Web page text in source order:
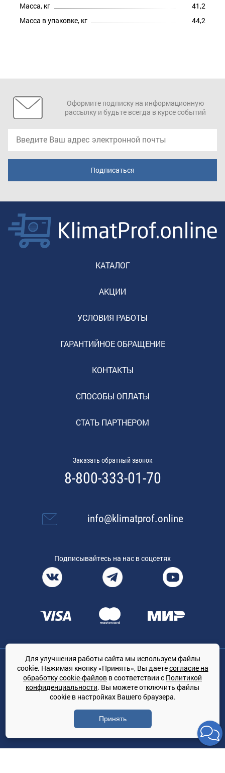
Масса, кг
41,2
Масса в упаковке, кг
44,2
Оформите подписку на информационную
рассылку и будьте всегда в курсе событий
КАТАЛОГ
АКЦИИ
УСЛОВИЯ РАБОТЫ
ГАРАНТИЙНОЕ ОБРАЩЕНИЕ
КОНТАКТЫ
СПОСОБЫ ОПЛАТЫ
СТАТЬ ПАРТНЕРОМ
Заказать обратный звонок
8-800-333-01-70
info@klimatprof.online
Подписывайтесь на нас в соцсетях
Общество с ограниченной ответственностью «ТРЕЙДКОН», ОГРН:
1167847364079, 197022, г. Санкт-Петербург, проспект Медиков, 7
КЛИМАТПРОФ.ONLINE - оптовая продажа кондиционеров и
климатической техники на территории РФ
© Сайт принадлежит ООО «ТРЕЙДКОН»
Политика конфиденциальности
Для улучшения работы сайта мы используем файлы
cookie. Нажимая кнопку «Принять», Вы даетесогласие на
обработку cookie-файлов в соответствии с Политикой
конфиденциальности. Вы можете отключить файлы
cookie в настройках Вашего браузера.
Принять